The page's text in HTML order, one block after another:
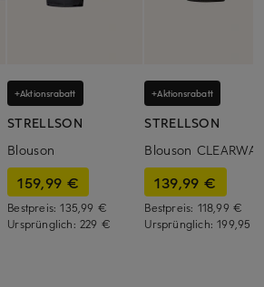
+Aktionsrabatt
STRELLSON
Blouson
159,99 €
Bestpreis:135,99 €
Ursprünglich: 229 €
+Aktionsrabatt
STRELLSON
Blouson
139,99 €
Bestpreis: 118,99 €
Ursprünglich:199,95 €